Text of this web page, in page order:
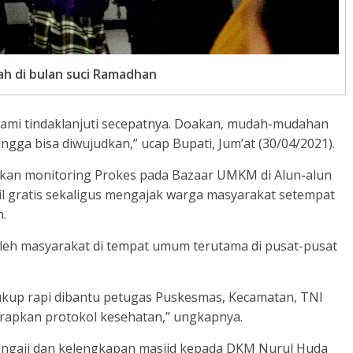
di bulan suci Ramadhan
tindaklanjuti secepatnya. Doakan, mudah-mudahan
bisa diwujudkan,” ucap Bupati, Jum’at (30/04/2021).
monitoring Prokes pada Bazaar UMKM di Alun-alun
sekaligus mengajak warga masyarakat setempat
masyarakat di tempat umum terutama di pusat-pusat
rapi dibantu petugas Puskesmas, Kecamatan, TNI
protokol kesehatan,” ungkapnya.
dan kelengkapan masjid kepada DKM Nurul Huda